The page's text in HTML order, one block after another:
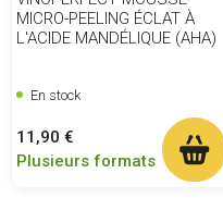
MICRO-PEELING ÉCLAT À
L'ACIDE MANDÉLIQUE (AHA)
En stock
Prix
11,90 €
Plusieurs formats